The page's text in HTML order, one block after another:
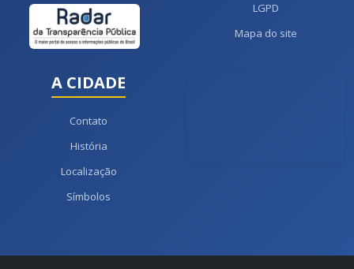
LGPD
Mapa do site
A CIDADE
Contato
História
Localização
Símbolos